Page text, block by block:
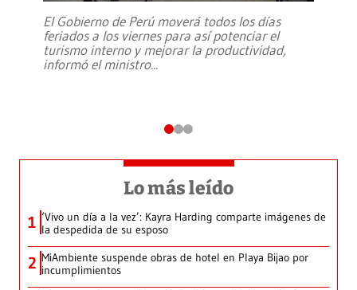
El Gobierno de Perú moverá todos los días
feriados a los viernes para así potenciar el
turismo interno y mejorar la productividad,
informó el ministro...
Lo más leído
1 ‘Vivo un día a la vez’: Kayra Harding comparte imágenes de
la despedida de su esposo
2 MiAmbiente suspende obras de hotel en Playa Bijao por
incumplimientos